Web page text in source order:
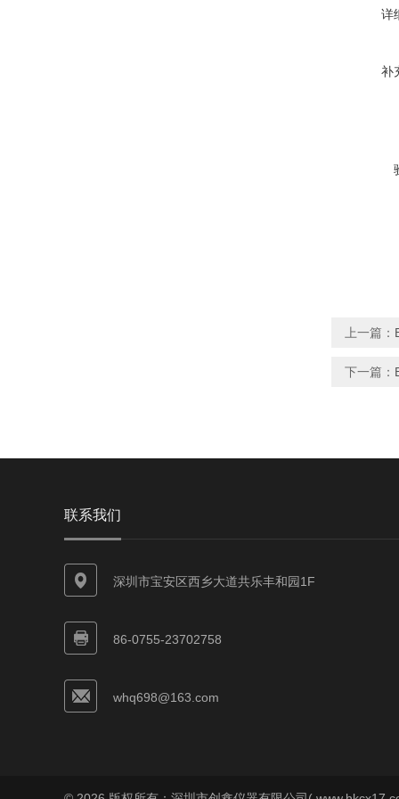
详
补
上一篇：
下一篇：
联系我们
深圳市宝安区西乡大道共乐丰和园1F
86-0755-23702758
whq698@163.com